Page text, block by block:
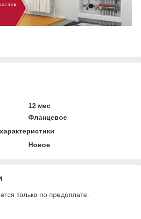
12 мес
Фланцевое
Новое
только по предоплате.